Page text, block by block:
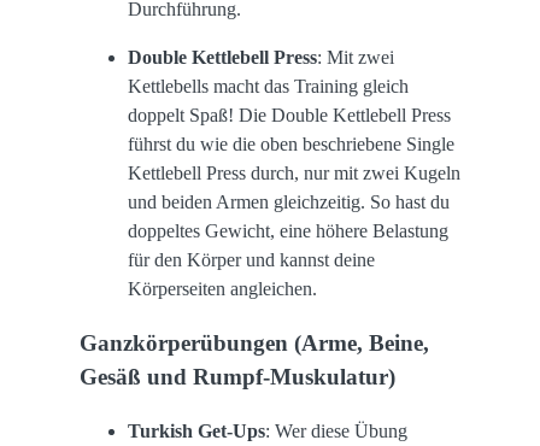
Durchführung.
Double Kettlebell Press: Mit zwei
Kettlebells macht das Training gleich
doppelt Spaß! Die Double Kettlebell Press
führst du wie die oben beschriebene Single
Kettlebell Press durch, nur mit zwei Kugeln
und beiden Armen gleichzeitig. So hast du
doppeltes Gewicht, eine höhere Belastung
für den Körper und kannst deine
Körperseiten angleichen.
Ganzkörperübungen (Arme, Beine,
Gesäß und Rumpf-Muskulatur)
Turkish Get-Ups: Wer diese Übung